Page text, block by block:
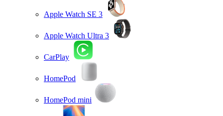
Apple Watch SE 3
Apple Watch Ultra 3
CarPlay
HomePod
HomePod mini